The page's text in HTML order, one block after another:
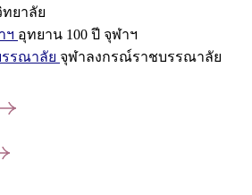
ยาลัย
ฯ อุทยาน 100 ปี จุฬาฯ
รณาลัย จุฬาลงกรณ์ราชบรรณาลัย